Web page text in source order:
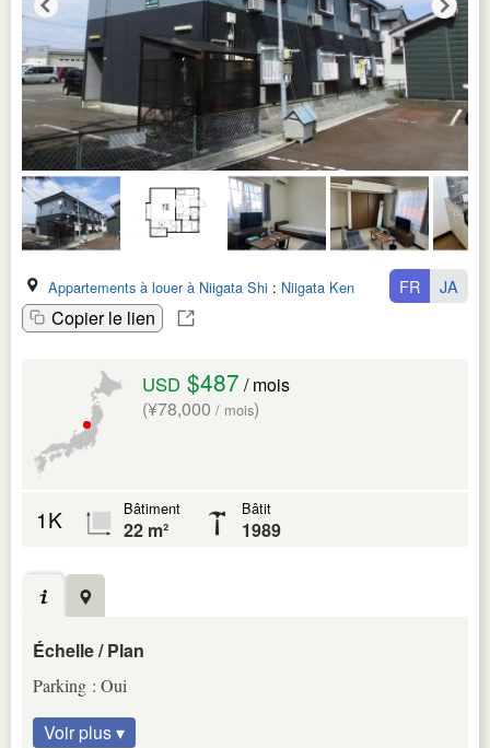
Appartements à louer à Niigata Shi : Niigata Ken
Copier le lien
FR JA
USD $487 / mois
(¥78,000 / mois)
1K Bâtiment
22 m²
Bâtit
1989
Échelle / Plan
Parking : Oui
Voir plus ▾